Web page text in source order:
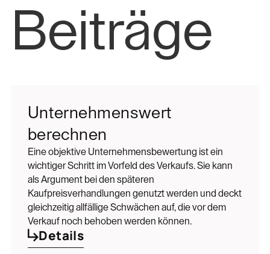
Beiträge
Unternehmenswert
berechnen
Eine objektive Unternehmensbewertung ist ein
wichtiger Schritt im Vorfeld des Verkaufs. Sie kann
als Argument bei den späteren
Kaufpreisverhandlungen genutzt werden und deckt
gleichzeitig allfällige Schwächen auf, die vor dem
Verkauf noch behoben werden können.
Details